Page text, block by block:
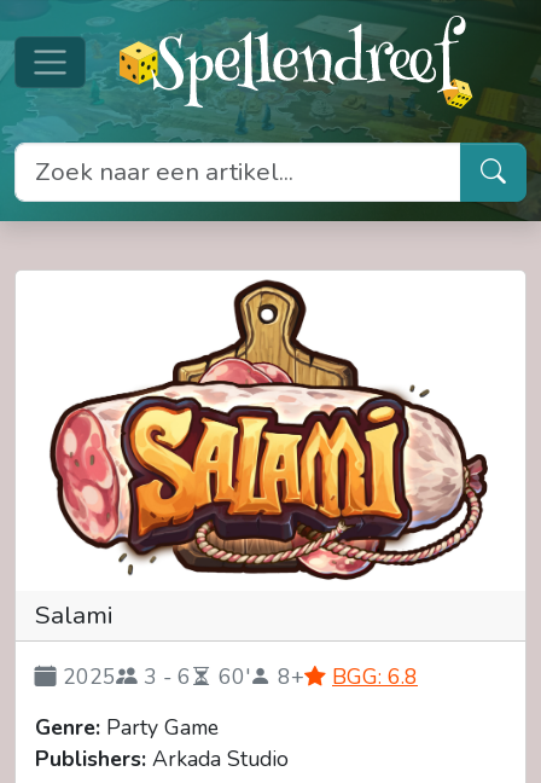
Salami
2025 3 - 6 60' 8+
BGG: 6.8
Genre: Party Game
Publishers: Arkada Studio